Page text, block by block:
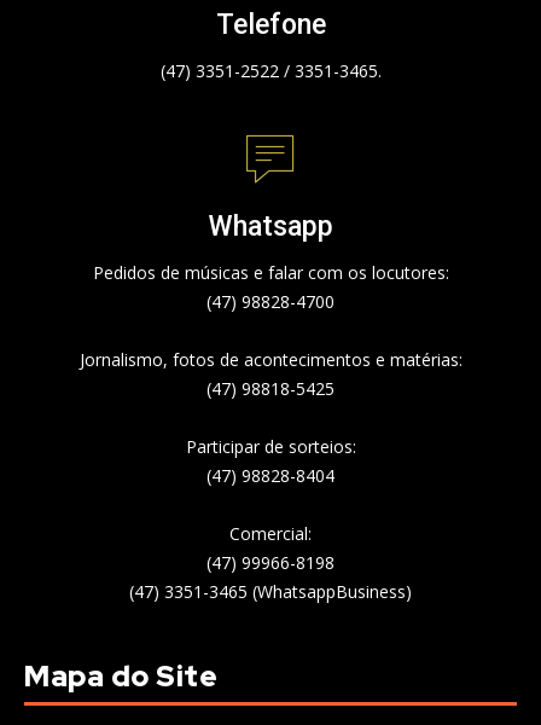
Telefone
(47) 3351-2522 / 3351-3465.
Whatsapp
Pedidos de músicas e falar com os locutores:
(47) 98828-4700
Jornalismo, fotos de acontecimentos e matérias:
(47) 98818-5425
Participar de sorteios:
(47) 98828-8404
Comercial:
(47) 99966-8198
(47) 3351-3465 (WhatsappBusiness)
Mapa do Site